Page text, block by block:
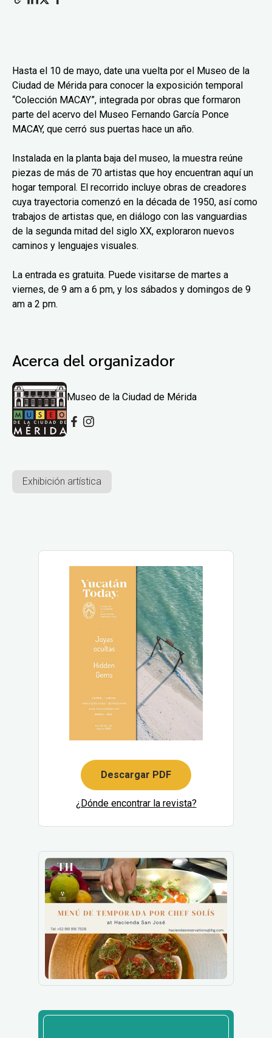
Hasta el 10 de mayo, date una vuelta por el Museo de la
Ciudad de Mérida para conocer la exposición temporal
“Colección MACAY”, integrada por obras que formaron
parte del acervo del Museo Fernando García Ponce
MACAY, que cerró sus puertas hace un año.
Instalada en la planta baja del museo, la muestra reúne
piezas de más de 70 artistas que hoy encuentran aquí un
hogar temporal. El recorrido incluye obras de creadores
cuya trayectoria comenzó en la década de 1950, así como
trabajos de artistas que, en diálogo con las vanguardias
de la segunda mitad del siglo XX, exploraron nuevos
caminos y lenguajes visuales.
La entrada es gratuita. Puede visitarse de martes a
viernes, de 9 am a 6 pm, y los sábados y domingos de 9
am a 2 pm.
Acerca del organizador
Museo de la Ciudad de Mérida
Exhibición artística
Descargar PDF
¿Dónde encontrar la revista?